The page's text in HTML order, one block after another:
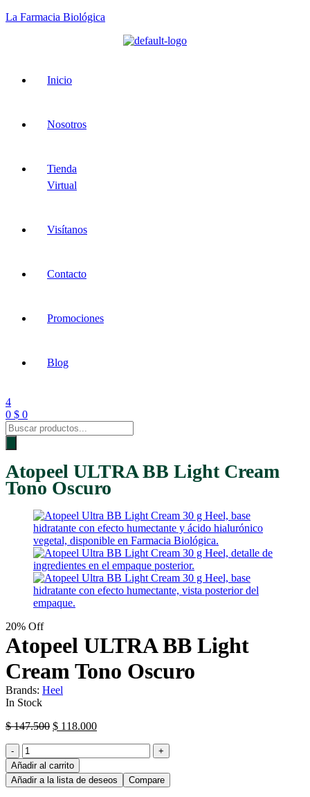
La Farmacia Biológica
Inicio
Nosotros
Tienda
Virtual
Visítanos
Contacto
Promociones
Blog
4
0 $ 0
Products
search
Atopeel ULTRA BB Light Cream
Tono Oscuro
20% Off
Atopeel ULTRA BB Light
Cream Tono Oscuro
Brands: Heel
Availability:
In Stock
$147.500 El
era:
$ 147.500.
$ 118.000El
$ 118.000.
- Cantidad
+
Añadir al carrito
Añadir a la lista de deseos
Compare